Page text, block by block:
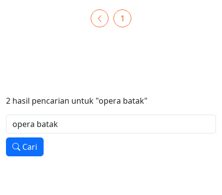
1
2 hasil pencarian untuk "opera batak"
Cari